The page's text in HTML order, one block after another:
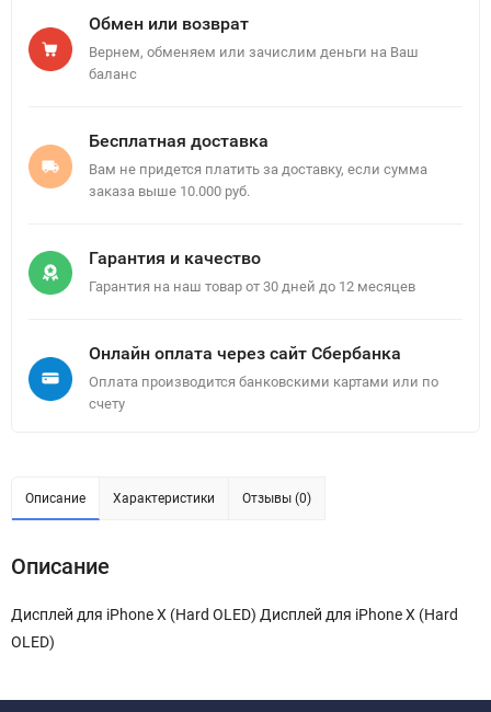
Обмен или возврат
Вернем, обменяем или зачислим деньги на Ваш
баланс
Бесплатная доставка
Вам не придется платить за доставку, если сумма
заказа выше 10.000 руб.
Гарантия и качество
Гарантия на наш товар от 30 дней до 12 месяцев
Онлайн оплата через сайт Сбербанка
Оплата производится банковскими картами или по
счету
Описание Характеристики Отзывы (0)
Описание
Дисплей для iPhone X (Hard OLED) Дисплей для iPhone X (Hard
OLED)